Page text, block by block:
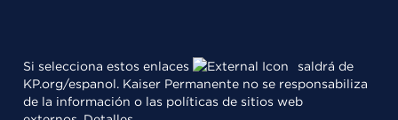
Si selecciona estos enlaces
saldrá de
KP.org/espanol. Kaiser Permanente no se responsabiliza
de la información o las políticas de sitios web